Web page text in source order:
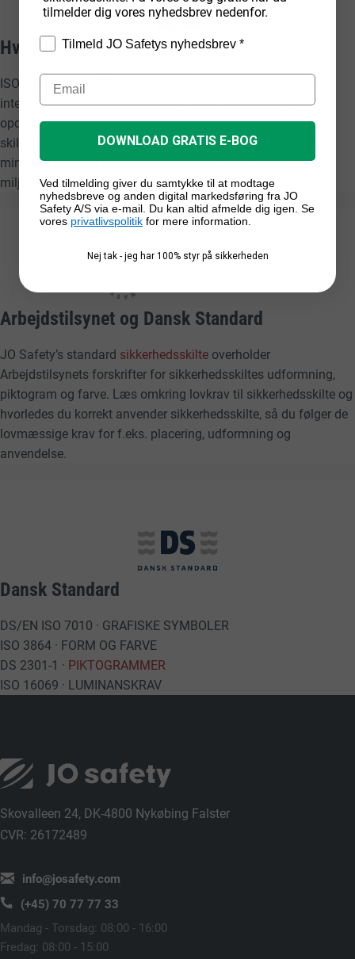
Hvad er ISO?
ISO (International Organization for Standardization) er en
internationale organisation, der arbejder med at skabe og
opdatere standarder. Standarder der sikrer f.eks. ensartet
skiltning, der forstås af alle uanset sprogkundskaber, dette
mindsker risikoen for personskade, sundhedsfare og
miljøforurening.
Arbejdstilsynet og Dansk Standard
JO Safety’s standard sikkerhedsskilte overholder
Arbejdstilsynets forskrifter for sikkerhedsskiltes udformning,
piktogram og farve. Læs omkring lovkrav til sikkerhedsskilte og
hvorledes du korrekt anvender sikkerhedsskilte, så du følger de
lovmæssige krav for f.eks. placering, udformning og
anvendelse.
Dansk Standard
DS/EN ISO 7010 · GRAFISKE SYMBOLER
ISO 3864 · FORM OG FARVE
DS 2301-1 · PIKTOGRAMMER
ISO 16069 · LUMINANSKRAV
Skovalleen 24, DK-4800 Nykøbing Falster
CVR: 26172489
info@josafety.com
(+45) 70 77 77 33
Mandag - Torsdag: 08:00 - 16:00
Fredag: 08:00 - 15:00
tilmelder dig vores nyhedsbrev nedenfor.
Tilmeld JO Safetys nyhedsbrev *
DOWNLOAD GRATIS E-BOG
Ved tilmelding giver du samtykke til at modtage
nyhedsbreve og anden digital markedsføring fra JO
Safety A/S via e-mail. Du kan altid afmelde dig igen. Se
vores privatlivspolitik for mere information.
Nej tak - jeg har 100% styr på sikkerheden